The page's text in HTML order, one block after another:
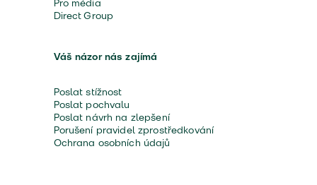
Pro média
Direct Group
Váš názor nás zajímá
Poslat stížnost
Poslat pochvalu
Poslat návrh na zlepšení
Porušení pravidel zprostředkování
Ochrana osobních údajů